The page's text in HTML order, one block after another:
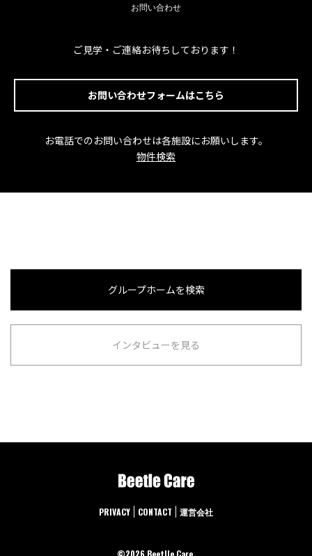
お問い合わせ
ご見学・ご連絡お待ちしております！
お問い合わせフォームはこちら
お電話でのお問い合わせは各施設にお願いします。
物件検索
グループホームを検索
インタビューを見る
PRIVACY CONTACT 運営会社
©︎2026 Beetlle Care.